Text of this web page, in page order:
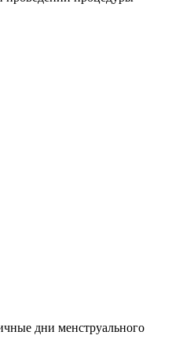
дни менструального